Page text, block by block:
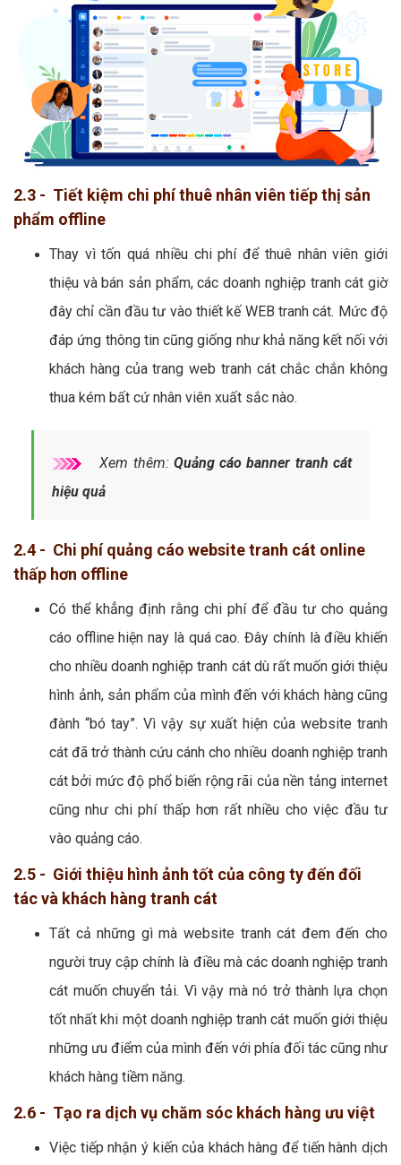
2.3 - Tiết kiệm chi phí thuê nhân viên tiếp thị sản
phẩm offline
Thay vì tốn quá nhiều chi phí để thuê nhân viên giới
thiệu và bán sản phẩm, các doanh nghiệp tranh cát giờ
đây chỉ cần đầu tư vào thiết kế WEB tranh cát. Mức độ
đáp ứng thông tin cũng giống như khả năng kết nối với
khách hàng của trang web tranh cát chắc chắn không
thua kém bất cứ nhân viên xuất sắc nào.
Xem thêm: Quảng cáo banner tranh cát
hiệu quả
2.4 - Chi phí quảng cáo website tranh cát online
thấp hơn offline
Có thể khẳng định rằng chi phí để đầu tư cho quảng
cáo offline hiện nay là quá cao. Đây chính là điều khiến
cho nhiều doanh nghiệp tranh cát dù rất muốn giới thiệu
hình ảnh, sản phẩm của mình đến với khách hàng cũng
đành “bó tay”. Vì vậy sự xuất hiện của website tranh
cát đã trở thành cứu cánh cho nhiều doanh nghiệp tranh
cát bởi mức độ phổ biến rộng rãi của nền tảng internet
cũng như chi phí thấp hơn rất nhiều cho việc đầu tư
vào quảng cáo.
2.5 - Giới thiệu hình ảnh tốt của công ty đến đối
tác và khách hàng tranh cát
Tất cả những gì mà website tranh cát đem đến cho
người truy cập chính là điều mà các doanh nghiệp tranh
cát muốn chuyển tải. Vì vậy mà nó trở thành lựa chọn
tốt nhất khi một doanh nghiệp tranh cát muốn giới thiệu
những ưu điểm của mình đến với phía đối tác cũng như
khách hàng tiềm năng.
2.6 - Tạo ra dịch vụ chăm sóc khách hàng ưu việt
Việc tiếp nhận ý kiến của khách hàng để tiến hành dịch